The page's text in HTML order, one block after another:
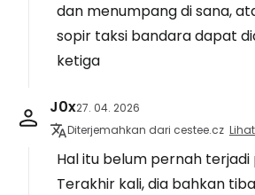
dan menumpang di sana,
sopir taksi bandara dapat
ketiga
J0x27. 04. 2026
Diterjemahkan dari cestee.cz
Hal itu belum pernah terjadi
Terakhir kali, dia bahkan